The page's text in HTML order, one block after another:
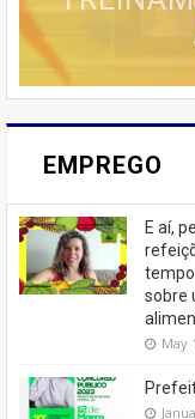
EMPREGO
E aí,
sobre
May